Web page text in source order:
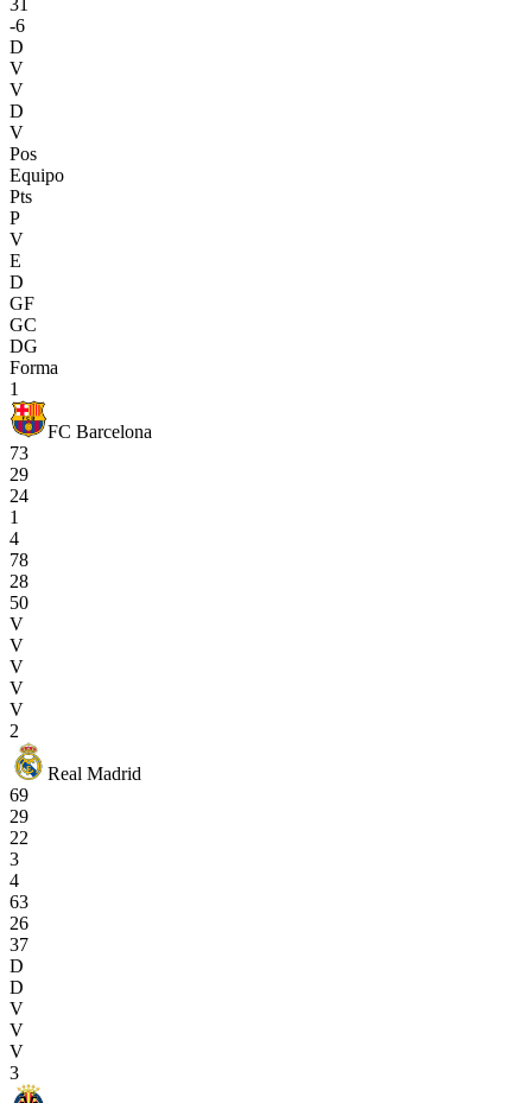
-6
D
V
V
D
V
Pos
Equipo
Pts
P
V
E
D
GF
GC
DG
Forma
1
FC Barcelona
73
29
24
1
4
78
28
50
V
V
V
V
V
2
Real Madrid
69
29
22
3
4
63
26
37
D
D
V
V
V
3